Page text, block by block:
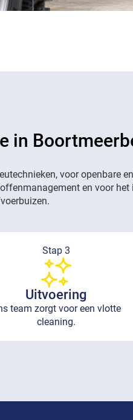
in
voor openbare
en voor het
Stap 3
Uitvoering
team zorgt voor een vlotte
cleaning.